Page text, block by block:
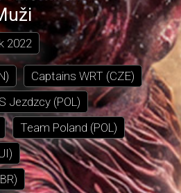
2022
Captains WRT (CZE)
Jezdzcy (POL)
Team Poland (POL)